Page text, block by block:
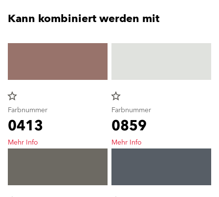
Kann kombiniert werden mit
star_border
Farbnummer
0413
Mehr Info
star_border
Farbnummer
0859
Mehr Info